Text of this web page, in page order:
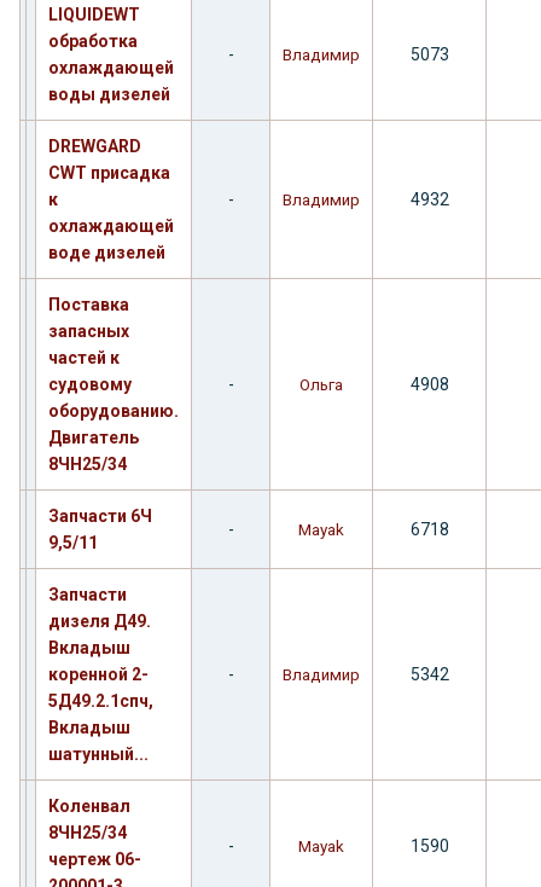
LIQUIDEWT
обработка
охлаждающей
воды дизелей
- Владимир 5073
DREWGARD
CWT присадка
к
охлаждающей
воде дизелей
- Владимир 4932
Поставка
запасных
частей к
судовому
оборудованию.
Двигатель
8ЧН25/34
- Ольга 4908
Запчасти 6Ч
9,5/11
- Mayak 6718
Запчасти
дизеля Д49.
Вкладыш
коренной 2-
5Д49.2.1спч,
Вкладыш
шатунный...
- Владимир 5342
Коленвал
8ЧН25/34
чертеж 06-
- Mayak 1590